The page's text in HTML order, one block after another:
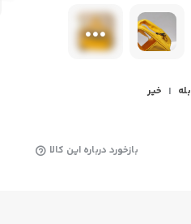
بله | خیر
بازخورد درباره این کالا